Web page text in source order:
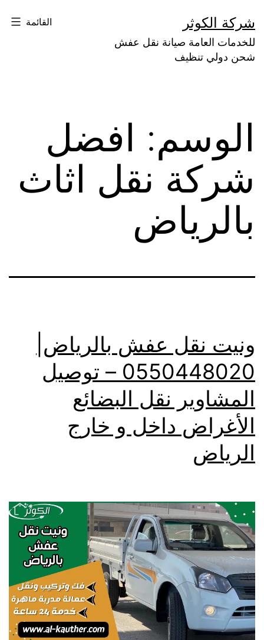
إلى
المحتوى
شركة الكوثر
للخدمات العامة صيانة نقل عفش
شحن دولي تنظيف
القائمة
الوسم: افضل
شركة نقل اثاث
بالرياض
ونيت نقل عفش بالرياض|
0550448020 – توصيل
المشاوير نقل البضائع
الأغراض داخل و خارج
الرياض